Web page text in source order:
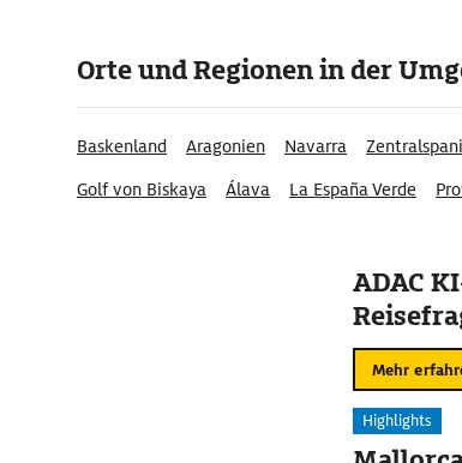
Orte und Regionen in der
Baskenland Aragonien Navarra
Golf von Biskaya
Álava La España Verde
ADAC
Mehr
Highlights